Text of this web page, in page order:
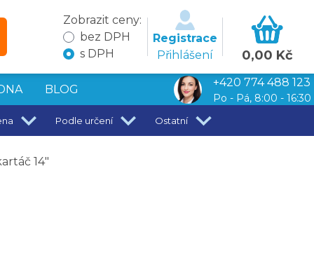
Zobrazit ceny:
bez DPH
s DPH
Registrace
Přihlášení
0,00 Kč
BLOG
+420 774 488 123
Po - Pá, 8:00 - 16:30
Podle určení Ostatní
14"